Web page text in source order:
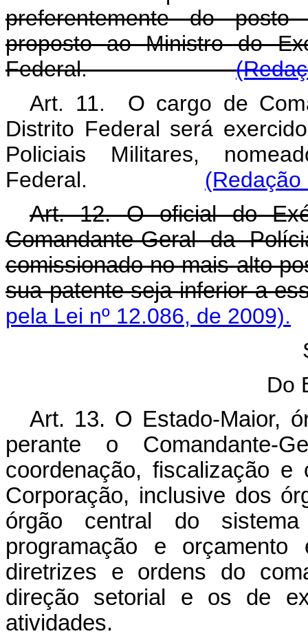
preferentemente do
proposto ao Ministro do
Federal.
Art. 11. O cargo de
Distrito Federal será
Policiais Militares,
Federal.
Art. 12. O oficial do
Comandante-Geral da
comissionado no mais alto
sua patente seja inferior a
pela Lei nº 12.086, de 2009).
Do
Art. 13. O Estado-Maior,
perante o Comandante-
coordenação, fiscalização
Corporação, inclusive dos
órgão central do sistema
programação e
diretrizes e ordens do
direção setorial e os de
atividades.